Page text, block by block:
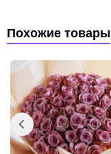
Похожие товары